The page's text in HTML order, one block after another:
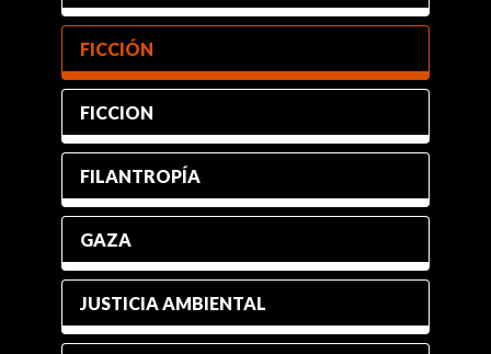
FICCIÓN
FICCION
FILANTROPÍA
GAZA
JUSTICIA AMBIENTAL